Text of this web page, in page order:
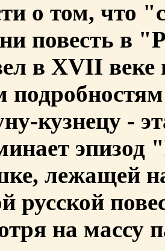
о том, что
повесть в
в XVII
кузнецу -
лежащей
русской
на массу